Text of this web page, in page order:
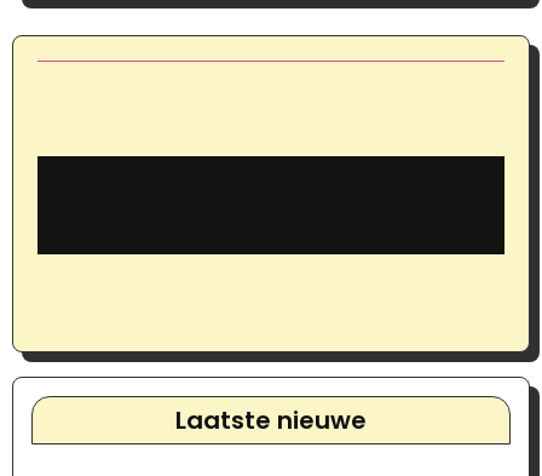
Laatste nieuwe